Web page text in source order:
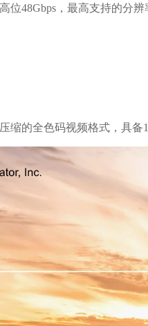
48Gbps，最高支持的分
缩的全色码视频格式，具备